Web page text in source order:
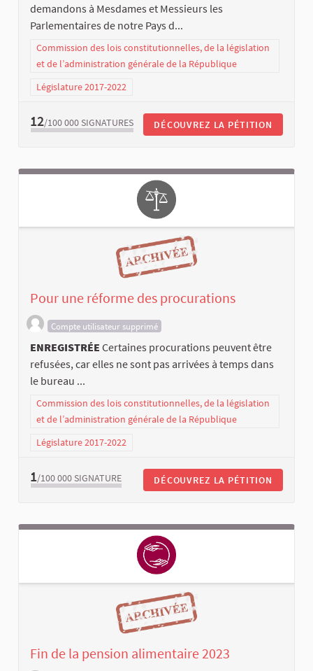
demandons à Mesdames et Messieurs les
Parlementaires de notre Pays d...
Commission des lois constitutionnelles, de la législation
et de l’administration générale de la République
Législature 2017-2022
12/100 000 SIGNATURES DÉCOUVREZ LA PÉTITION
Pour une réforme des procurations
Compte utilisateur supprimé
ENREGISTRÉE Certaines procurations peuvent être
refusées, car elles ne sont pas arrivées à temps dans
le bureau ...
Commission des lois constitutionnelles, de la législation
et de l’administration générale de la République
Législature 2017-2022
1/100 000 SIGNATURE DÉCOUVREZ LA PÉTITION
Fin de la pension alimentaire 2023